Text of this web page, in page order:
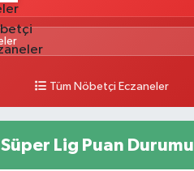
Tüm Nöbetçi Eczaneler
Süper Lig Puan Durumu